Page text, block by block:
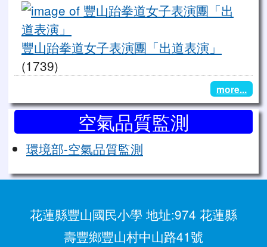
豐山跆拳道女子表演團「出道表演」
(1739)
more...
空氣品質監測
環境部-空氣品質監測
花蓮縣豐山國民小學 地址:974 花蓮縣
壽豐鄉豐山村中山路41號